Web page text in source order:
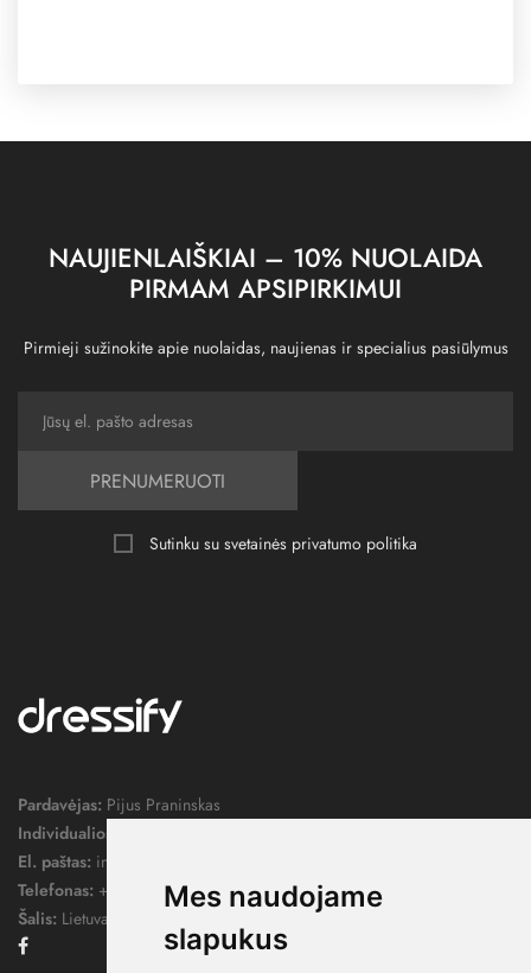
Mes naudojame
slapukus
NAUJIENLAIŠKIAI – 10% NUOLAIDA
PIRMAM APSIPIRKIMUI
Pirmieji sužinokite apie nuolaidas, naujienas ir specialius pasiūlymus
PRENUMERUOTI
Sutinku su svetainės privatumo politika
Pardavėjas: Pijus Praninskas
Individualios veiklos pažymos nr.:
El. paštas: info@dressify.lt
Telefonas: +370 676 78578
Šalis: Lietuva